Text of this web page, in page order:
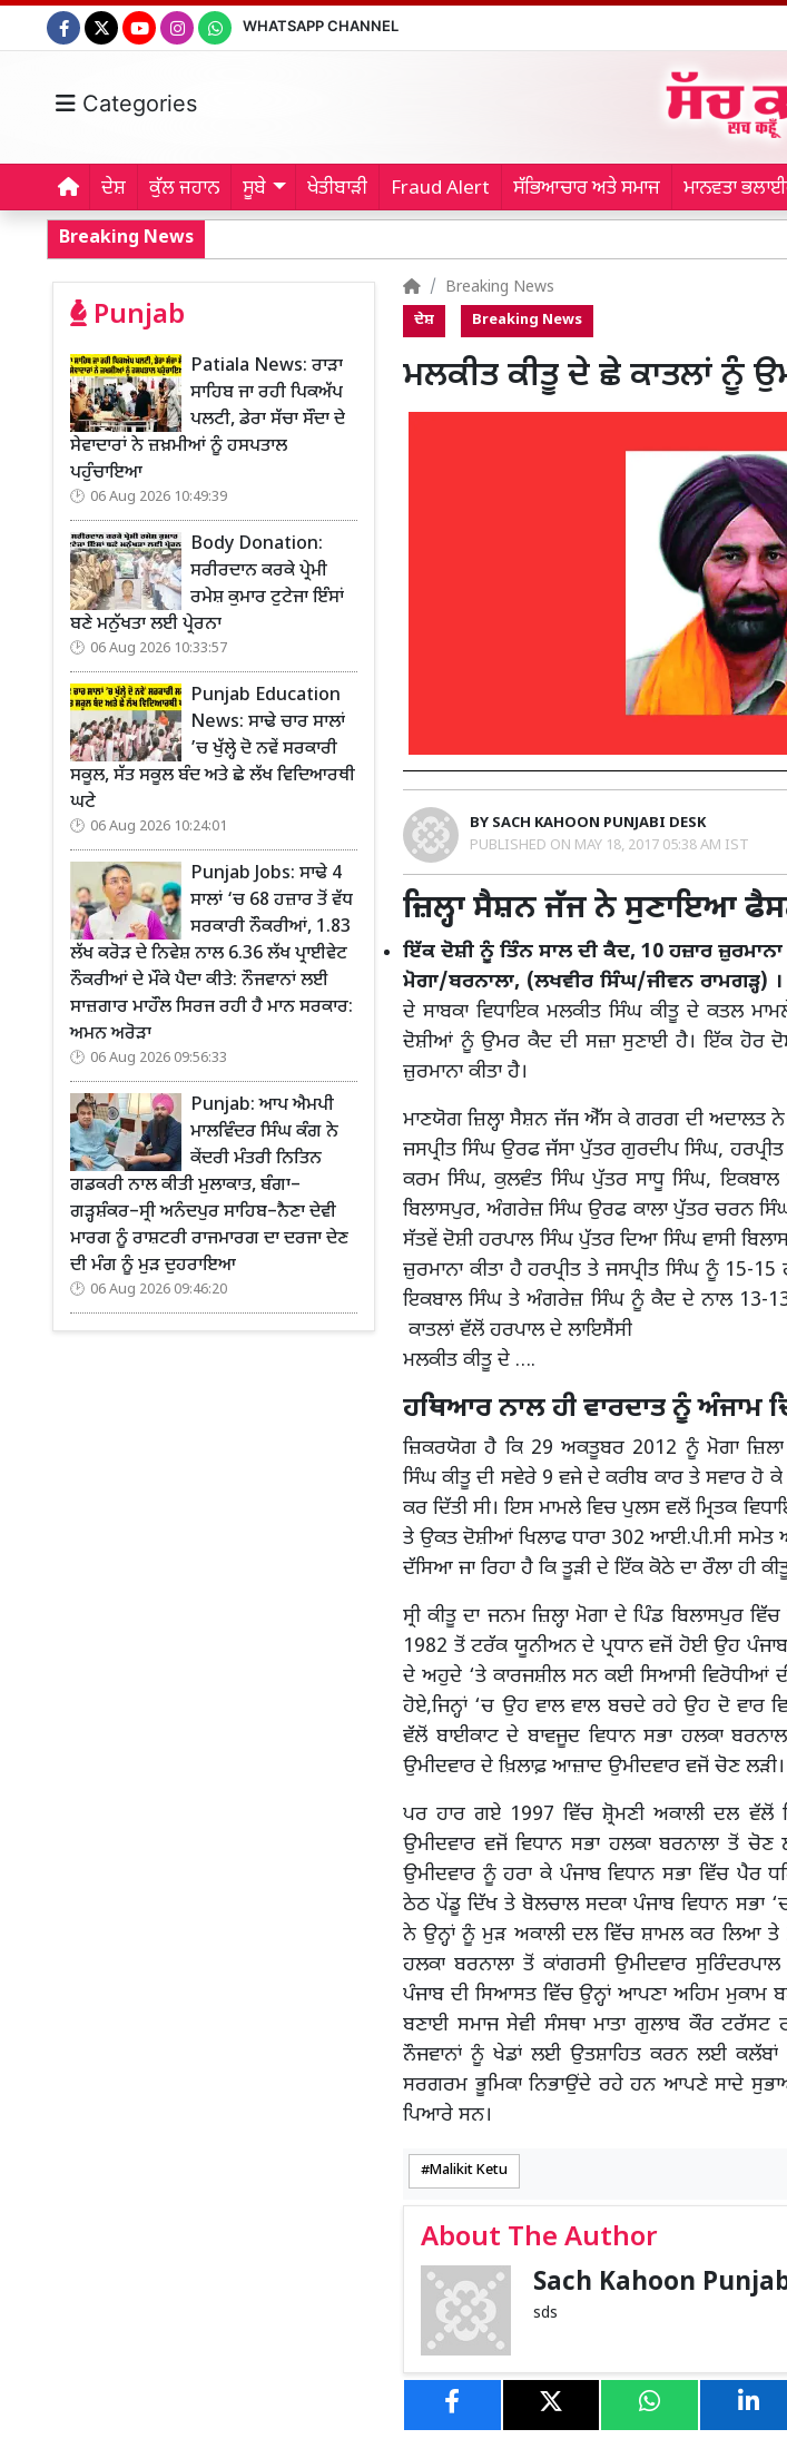
WHATSAPP CHANNEL
Categories
ਦੇਸ਼ ਕੁੱਲ ਜਹਾਨ ਸੂਬੇ ਖੇਤੀਬਾੜੀ Fraud Alert ਸੱਭਿਆਚਾਰ ਅਤੇ ਸਮਾਜ ਮਾਨਵਤਾ
Breaking News
Punjab
Patiala News: ਰਾੜਾ
ਸਾਹਿਬ ਜਾ ਰਹੀ ਪਿਕਅੱਪ
ਪਲਟੀ, ਡੇਰਾ ਸੱਚਾ ਸੌਦਾ ਦੇ
ਸੇਵਾਦਾਰਾਂ ਨੇ ਜ਼ਖ਼ਮੀਆਂ ਨੂੰ ਹਸਪਤਾਲ
ਪਹੁੰਚਾਇਆ
06 Aug 2026 10:49:39
Body Donation:
ਸਰੀਰਦਾਨ ਕਰਕੇ ਪ੍ਰੇਮੀ
ਰਮੇਸ਼ ਕੁਮਾਰ ਟੁਟੇਜਾ ਇੰਸਾਂ
ਬਣੇ ਮਨੁੱਖਤਾ ਲਈ ਪ੍ਰੇਰਨਾ
06 Aug 2026 10:33:57
Punjab Education
News: ਸਾਢੇ ਚਾਰ ਸਾਲਾਂ
’ਚ ਖੁੱਲ੍ਹੇ ਦੋ ਨਵੇਂ ਸਰਕਾਰੀ
ਸਕੂਲ, ਸੱਤ ਸਕੂਲ ਬੰਦ ਅਤੇ ਛੇ ਲੱਖ ਵਿਦਿਆਰਥੀ
ਘਟੇ
06 Aug 2026 10:24:01
Punjab Jobs: ਸਾਢੇ 4
ਸਾਲਾਂ ‘ਚ 68 ਹਜ਼ਾਰ ਤੋਂ ਵੱਧ
ਸਰਕਾਰੀ ਨੌਕਰੀਆਂ, 1.83
ਲੱਖ ਕਰੋੜ ਦੇ ਨਿਵੇਸ਼ ਨਾਲ 6.36 ਲੱਖ ਪ੍ਰਾਈਵੇਟ
ਨੌਕਰੀਆਂ ਦੇ ਮੌਕੇ ਪੈਦਾ ਕੀਤੇ: ਨੌਜਵਾਨਾਂ ਲਈ
ਸਾਜ਼ਗਾਰ ਮਾਹੌਲ ਸਿਰਜ ਰਹੀ ਹੈ ਮਾਨ ਸਰਕਾਰ:
ਅਮਨ ਅਰੋੜਾ
06 Aug 2026 09:56:33
Punjab: ਆਪ ਐਮਪੀ
ਮਾਲਵਿੰਦਰ ਸਿੰਘ ਕੰਗ ਨੇ
ਕੇਂਦਰੀ ਮੰਤਰੀ ਨਿਤਿਨ
ਗਡਕਰੀ ਨਾਲ ਕੀਤੀ ਮੁਲਾਕਾਤ, ਬੰਗਾ–
ਗੜ੍ਹਸ਼ੰਕਰ–ਸ੍ਰੀ ਅਨੰਦਪੁਰ ਸਾਹਿਬ–ਨੈਣਾ ਦੇਵੀ
ਮਾਰਗ ਨੂੰ ਰਾਸ਼ਟਰੀ ਰਾਜਮਾਰਗ ਦਾ ਦਰਜਾ ਦੇਣ
ਦੀ ਮੰਗ ਨੂੰ ਮੁੜ ਦੁਹਰਾਇਆ
06 Aug 2026 09:46:20
Breaking News
ਦੇਸ਼ Breaking News
ਮਲਕੀਤ ਕੀਤੂ ਦੇ ਛੇ ਕਾਤਲਾਂ ਨੂੰ
BY SACH KAHOON PUNJABI DESK
PUBLISHED ON MAY 18, 2017 05:38 AM IST
ਜ਼ਿਲ੍ਹਾ ਸੈਸ਼ਨ ਜੱਜ ਨੇ ਸੁਣਾਇਆ
ਇੱਕ ਦੋਸ਼ੀ ਨੂੰ ਤਿੰਨ ਸਾਲ ਦੀ ਕੈਦ, 10 ਹਜ਼ਾਰ ਜ਼ੁਰਮਾਨਾ
ਮੋਗਾ/ਬਰਨਾਲਾ, (ਲਖਵੀਰ ਸਿੰਘ/ਜੀਵਨ ਰਾਮਗੜ੍ਹ) ।
ਦੇ ਸਾਬਕਾ ਵਿਧਾਇਕ ਮਲਕੀਤ ਸਿੰਘ ਕੀਤੂ ਦੇ ਕਤਲ
ਦੋਸ਼ੀਆਂ ਨੂੰ ਉਮਰ ਕੈਦ ਦੀ ਸਜ਼ਾ ਸੁਣਾਈ ਹੈ। ਇੱਕ ਹੋਰ
ਜ਼ੁਰਮਾਨਾ ਕੀਤਾ ਹੈ।
ਮਾਣਯੋਗ ਜ਼ਿਲ੍ਹਾ ਸੈਸ਼ਨ ਜੱਜ ਐੱਸ ਕੇ ਗਰਗ ਦੀ ਅਦਾਲਤ
ਜਸਪ੍ਰੀਤ ਸਿੰਘ ਉਰਫ ਜੱਸਾ ਪੁੱਤਰ ਗੁਰਦੀਪ ਸਿੰਘ,
ਕਰਮ ਸਿੰਘ, ਕੁਲਵੰਤ ਸਿੰਘ ਪੁੱਤਰ ਸਾਧੂ ਸਿੰਘ, ਇਕਬਾਲ
ਬਿਲਾਸਪੁਰ, ਅੰਗਰੇਜ਼ ਸਿੰਘ ਉਰਫ ਕਾਲਾ ਪੁੱਤਰ ਚਰਨ
ਸੱਤਵੇਂ ਦੋਸ਼ੀ ਹਰਪਾਲ ਸਿੰਘ ਪੁੱਤਰ ਦਿਆ ਸਿੰਘ ਵਾਸੀ
ਜ਼ੁਰਮਾਨਾ ਕੀਤਾ ਹੈ ਹਰਪ੍ਰੀਤ ਤੇ ਜਸਪ੍ਰੀਤ ਸਿੰਘ ਨੂੰ 15-
ਇਕਬਾਲ ਸਿੰਘ ਤੇ ਅੰਗਰੇਜ਼ ਸਿੰਘ ਨੂੰ ਕੈਦ ਦੇ ਨਾਲ 13-
ਕਾਤਲਾਂ ਵੱਲੋਂ ਹਰਪਾਲ ਦੇ ਲਾਇਸੈਂਸੀ
ਮਲਕੀਤ ਕੀਤੂ ਦੇ ….
ਹਥਿਆਰ ਨਾਲ ਹੀ ਵਾਰਦਾਤ ਨੂੰ ਅੰਜਾਮ
ਜ਼ਿਕਰਯੋਗ ਹੈ ਕਿ 29 ਅਕਤੂਬਰ 2012 ਨੂੰ ਮੋਗਾ ਜ਼ਿਲਾ
ਸਿੰਘ ਕੀਤੂ ਦੀ ਸਵੇਰੇ 9 ਵਜੇ ਦੇ ਕਰੀਬ ਕਾਰ ਤੇ ਸਵਾਰ
ਕਰ ਦਿੱਤੀ ਸੀ। ਇਸ ਮਾਮਲੇ ਵਿਚ ਪੁਲਸ ਵਲੋਂ ਮ੍ਰਿਤਕ
ਤੇ ਉਕਤ ਦੋਸ਼ੀਆਂ ਖਿਲਾਫ ਧਾਰਾ 302 ਆਈ.ਪੀ.ਸੀ ਸਮੇਤ
ਦੱਸਿਆ ਜਾ ਰਿਹਾ ਹੈ ਕਿ ਤੂੜੀ ਦੇ ਇੱਕ ਕੋਠੇ ਦਾ ਰੌਲਾ ਹੀ
ਸ੍ਰੀ ਕੀਤੂ ਦਾ ਜਨਮ ਜ਼ਿਲ੍ਹਾ ਮੋਗਾ ਦੇ ਪਿੰਡ ਬਿਲਾਸਪੁਰ
1982 ਤੋਂ ਟਰੱਕ ਯੂਨੀਅਨ ਦੇ ਪ੍ਰਧਾਨ ਵਜੋਂ ਹੋਈ ਉਹ
ਦੇ ਅਹੁਦੇ ‘ਤੇ ਕਾਰਜਸ਼ੀਲ ਸਨ ਕਈ ਸਿਆਸੀ ਵਿਰੋਧੀਆਂ
ਹੋਏ,ਜਿਨ੍ਹਾਂ ‘ਚ ਉਹ ਵਾਲ ਵਾਲ ਬਚਦੇ ਰਹੇ ਉਹ ਦੋ ਵਾਰ
ਵੱਲੋਂ ਬਾਈਕਾਟ ਦੇ ਬਾਵਜੂਦ ਵਿਧਾਨ ਸਭਾ ਹਲਕਾ
ਉਮੀਦਵਾਰ ਦੇ ਖ਼ਿਲਾਫ਼ ਆਜ਼ਾਦ ਉਮੀਦਵਾਰ ਵਜੋਂ ਚੋਣ ਲੜੀ।
ਪਰ ਹਾਰ ਗਏ 1997 ਵਿੱਚ ਸ਼੍ਰੋਮਣੀ ਅਕਾਲੀ ਦਲ ਵੱਲੋਂ
ਉਮੀਦਵਾਰ ਵਜੋਂ ਵਿਧਾਨ ਸਭਾ ਹਲਕਾ ਬਰਨਾਲਾ ਤੋਂ ਚੋਣ
ਉਮੀਦਵਾਰ ਨੂੰ ਹਰਾ ਕੇ ਪੰਜਾਬ ਵਿਧਾਨ ਸਭਾ ਵਿੱਚ ਪੈਰ
ਠੇਠ ਪੇਂਡੂ ਦਿੱਖ ਤੇ ਬੋਲਚਾਲ ਸਦਕਾ ਪੰਜਾਬ ਵਿਧਾਨ ਸਭਾ
ਨੇ ਉਨ੍ਹਾਂ ਨੂੰ ਮੁੜ ਅਕਾਲੀ ਦਲ ਵਿੱਚ ਸ਼ਾਮਲ ਕਰ ਲਿਆ
ਹਲਕਾ ਬਰਨਾਲਾ ਤੋਂ ਕਾਂਗਰਸੀ ਉਮੀਦਵਾਰ
ਪੰਜਾਬ ਦੀ ਸਿਆਸਤ ਵਿੱਚ ਉਨ੍ਹਾਂ ਆਪਣਾ ਅਹਿਮ ਮੁਕਾਮ
ਬਣਾਈ ਸਮਾਜ ਸੇਵੀ ਸੰਸਥਾ ਮਾਤਾ ਗੁਲਾਬ ਕੌਰ ਟਰੱਸਟ
ਨੌਜਵਾਨਾਂ ਨੂੰ ਖੇਡਾਂ ਲਈ ਉਤਸ਼ਾਹਿਤ ਕਰਨ ਲਈ
ਸਰਗਰਮ ਭੂਮਿਕਾ ਨਿਭਾਉਂਦੇ ਰਹੇ ਹਨ ਆਪਣੇ ਸਾਦੇ
ਪਿਆਰੇ ਸਨ।
Malikit Ketu
About The Author
Sach Kahoon
sds